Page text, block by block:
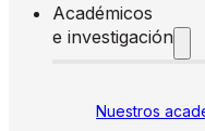
Académicos
e investigación
Nuestros